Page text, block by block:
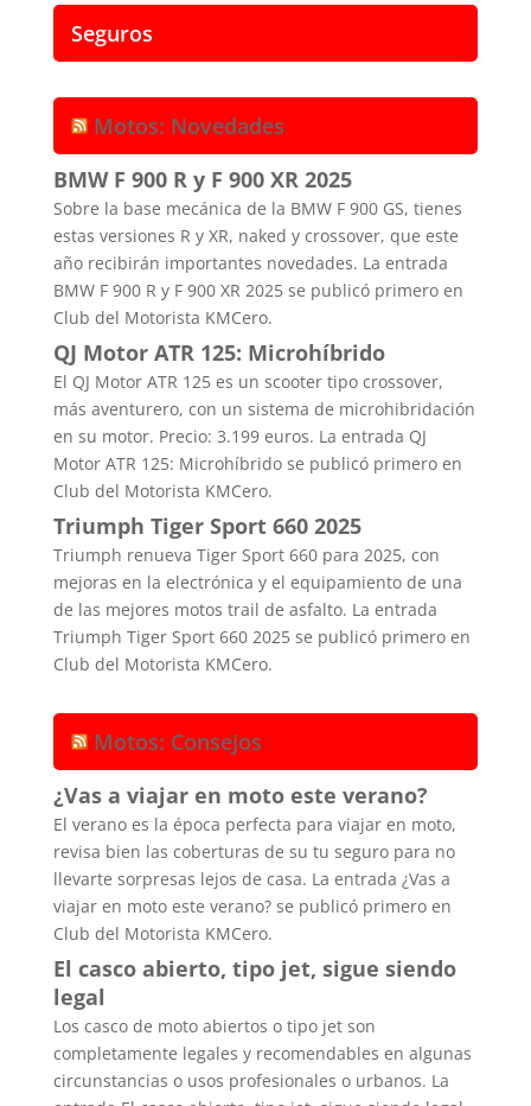
Seguros
Motos: Novedades
BMW F 900 R y F 900 XR 2025
Sobre la base mecánica de la BMW F 900 GS, tienes
estas versiones R y XR, naked y crossover, que este
año recibirán importantes novedades. La entrada
BMW F 900 R y F 900 XR 2025 se publicó primero en
Club del Motorista KMCero.
QJ Motor ATR 125: Microhíbrido
El QJ Motor ATR 125 es un scooter tipo crossover,
más aventurero, con un sistema de microhibridación
en su motor. Precio: 3.199 euros. La entrada QJ
Motor ATR 125: Microhíbrido se publicó primero en
Club del Motorista KMCero.
Triumph Tiger Sport 660 2025
Triumph renueva Tiger Sport 660 para 2025, con
mejoras en la electrónica y el equipamiento de una
de las mejores motos trail de asfalto. La entrada
Triumph Tiger Sport 660 2025 se publicó primero en
Club del Motorista KMCero.
Motos: Consejos
¿Vas a viajar en moto este verano?
El verano es la época perfecta para viajar en moto,
revisa bien las coberturas de su tu seguro para no
llevarte sorpresas lejos de casa. La entrada ¿Vas a
viajar en moto este verano? se publicó primero en
Club del Motorista KMCero.
El casco abierto, tipo jet, sigue siendo
legal
Los casco de moto abiertos o tipo jet son
completamente legales y recomendables en algunas
circunstancias o usos profesionales o urbanos. La